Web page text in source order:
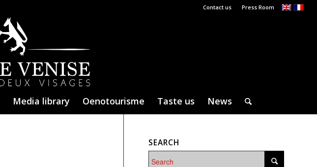
Contact us Press Room
Media library Oenotourisme Taste us News
SEARCH